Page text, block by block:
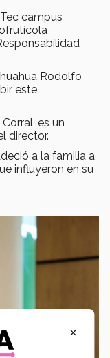
campus
Rodolfo
este
es un
director.
a la familia a
influyeron en su
×